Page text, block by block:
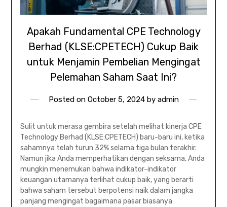
Apakah Fundamental CPE Technology
Berhad (KLSE:CPETECH) Cukup Baik
untuk Menjamin Pembelian Mengingat
Pelemahan Saham Saat Ini?
Posted on October 5, 2024by admin
Sulit untuk merasa gembira setelah melihat kinerja CPE
Technology Berhad (KLSE:CPETECH) baru-baru ini, ketika
sahamnya telah turun 32% selama tiga bulan terakhir.
Namun jika Anda memperhatikan dengan seksama, Anda
mungkin menemukan bahwa indikator-indikator
keuangan utamanya terlihat cukup baik, yang berarti
bahwa saham tersebut berpotensi naik dalam jangka
panjang mengingat bagaimana pasar biasanya